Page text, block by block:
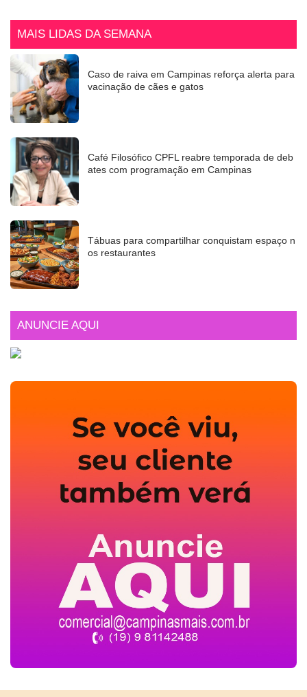
MAIS LIDAS DA SEMANA
Caso de raiva em Campinas reforça alerta para
vacinação de cães e gatos
Café Filosófico CPFL reabre temporada de deb
ates com programação em Campinas
Tábuas para compartilhar conquistam espaço n
os restaurantes
ANUNCIE AQUI